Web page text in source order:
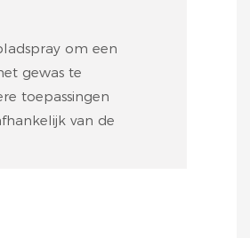
om een
gewas te
toepassingen
van de